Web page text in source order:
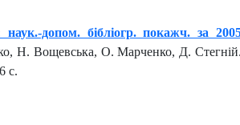
наук.-допом. бібліогр. покажч. за
Н. Вощевська, О. Марченко, Д.
с.